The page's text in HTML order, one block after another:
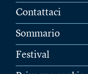
Contattaci
Sommario
Festival